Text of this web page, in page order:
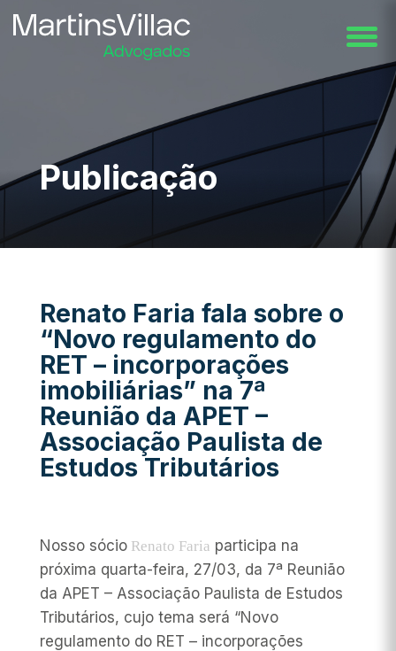
Publicação
Renato Faria fala sobre o
“Novo regulamento do
RET – incorporações
imobiliárias” na 7ª
Reunião da APET –
Associação Paulista de
Estudos Tributários
Nosso sócioRenato Faria participa na
próxima quarta-feira, 27/03, da 7ª Reunião
da APET – Associação Paulista de Estudos
Tributários, cujo tema será “Novo
regulamento do RET – incorporações